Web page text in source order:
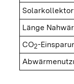
Länge
CO2-